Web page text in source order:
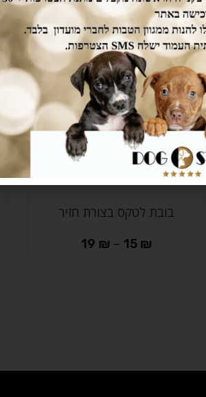
בחר אפשרויותבובת לטקס בצורת חזיר
15 ₪
–
19 ₪